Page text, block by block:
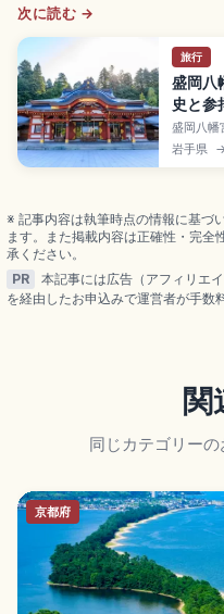
次に読む →
旅行
盛岡八
史と参
盛岡八幡
れられる
がら、
岩手県
※ 記事内容は執筆時点の情報に基づ
ます。また掲載内容は正確性・完全
承ください。
PR
本記事には広告（アフィリエ
を経由したお申込みで運営者が手数
関
同じカテゴリー
京都府